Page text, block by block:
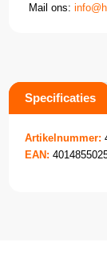
Mail ons:
Specificaties
Artikelnummer:
EAN: